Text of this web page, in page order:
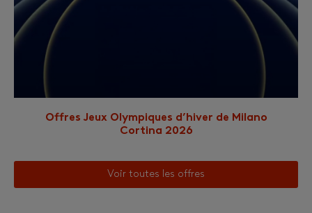
Offres Jeux Olympiques d’hiver de Milano
Cortina 2026
Voir toutes les offres